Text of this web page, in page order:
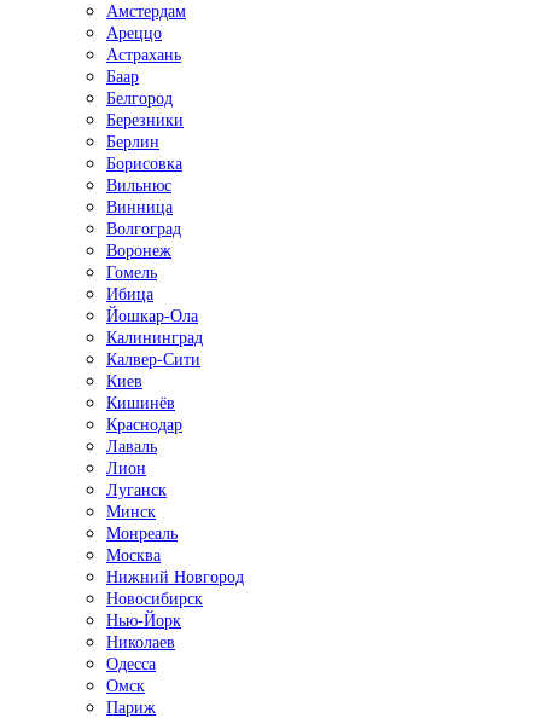
Амстердам
Ареццо
Астрахань
Баар
Белгород
Березники
Берлин
Борисовка
Вильнюс
Винница
Волгоград
Воронеж
Гомель
Ибица
Йошкар-Ола
Калининград
Калвер-Сити
Киев
Кишинёв
Краснодар
Лаваль
Лион
Луганск
Минск
Монреаль
Москва
Нижний Новгород
Новосибирск
Нью-Йорк
Николаев
Одесса
Омск
Париж